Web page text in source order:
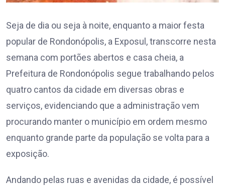
Seja de dia ou seja à noite, enquanto a maior festa
popular de Rondonópolis, a Exposul, transcorre nesta
semana com portões abertos e casa cheia, a
Prefeitura de Rondonópolis segue trabalhando pelos
quatro cantos da cidade em diversas obras e
serviços, evidenciando que a administração vem
procurando manter o município em ordem mesmo
enquanto grande parte da população se volta para a
exposição.
Andando pelas ruas e avenidas da cidade, é possível